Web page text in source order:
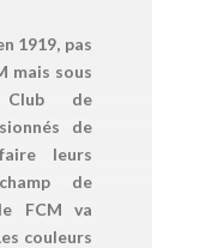
1919, pas
mais sous
Club de
de
leurs
de
FCM va
couleurs